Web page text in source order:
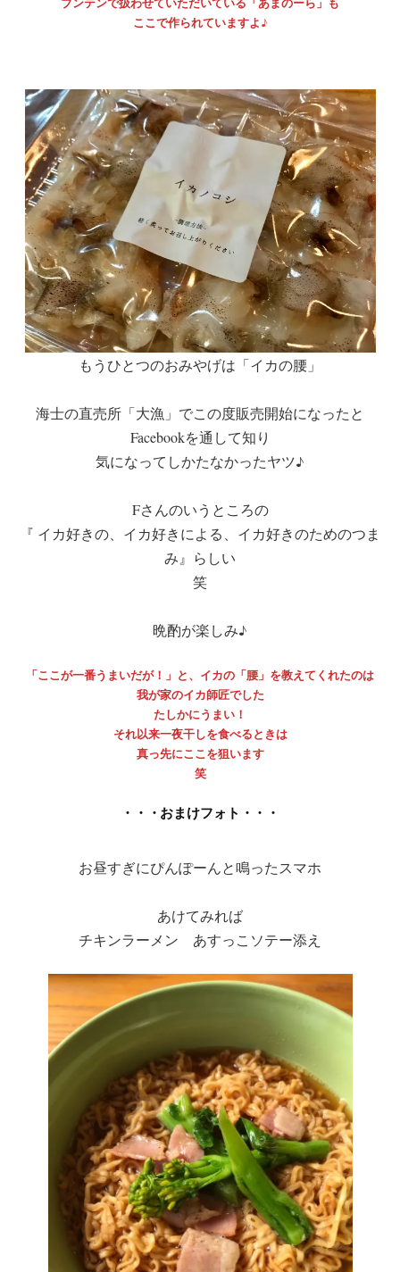
ここで作られていますよ♪
もうひとつのおみやげは「イカの腰」
海士の直売所「大漁」でこの度販売開始になったと
Facebookを通して知り
気になってしかたなかったヤツ♪
Fさんのいうところの
『 イカ好きの、イカ好きによる、イカ好きのためのつま
み』らしい
笑
晩酌が楽しみ♪
「ここが一番うまいだが！」と、イカの「腰」を教えてくれたのは
我が家のイカ師匠でした
たしかにうまい！
それ以来一夜干しを食べるときは
真っ先にここを狙います
笑
・・・おまけフォト・・・
お昼すぎにぴんぽーんと鳴ったスマホ
あけてみれば
チキンラーメン あすっこソテー添え